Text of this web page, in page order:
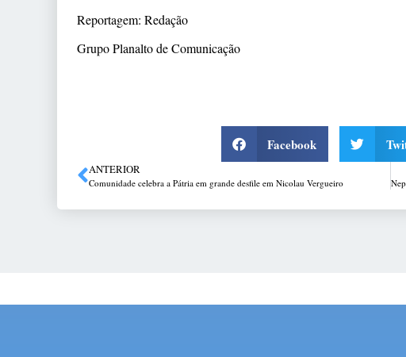
Reportagem: Redação
Grupo Planalto de Comunicação
Facebook
ANTERIOR
Comunidade celebra a Pátria em grande desfile em Nicolau Vergueiro